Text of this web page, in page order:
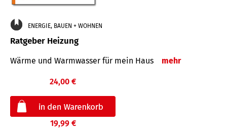
ENERGIE, BAUEN + WOHNEN
Ratgeber Heizung
Wärme und Warmwasser für mein Haus mehr
24,00 €
19,99 €